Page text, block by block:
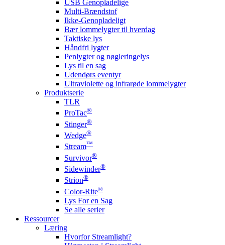
USB Genopladelige
Multi-Brændstof
Ikke-Genopladeligt
Bær lommelygter til hverdag
Taktiske lys
Håndfri lygter
Penlygter og nøgleringelys
Lys til en sag
Udendørs eventyr
Ultraviolette og infrarøde lommelygter
Produktserie
TLR
ProTac®
Stinger®
Wedge®
Stream™
Survivor®
Sidewinder®
Strion®
Color-Rite®
Lys For en Sag
Se alle serier
Ressourcer
Læring
Hvorfor Streamlight?